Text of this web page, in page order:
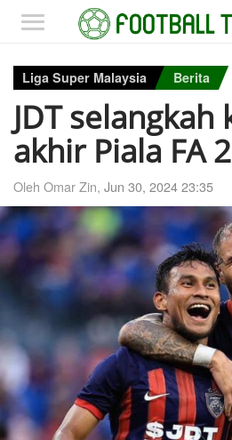
Liga Super Malaysia Berita
JDT
akhir Piala FA
Oleh Omar Zin, Jun 30, 2024 23:35